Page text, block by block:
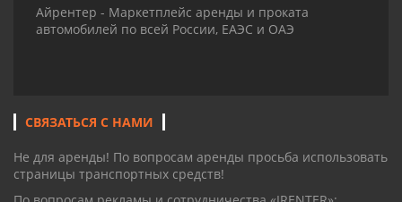
Айрентер - Маркетплейс аренды и проката
автомобилей по всей России, ЕАЭС и ОАЭ
СВЯЗАТЬСЯ С НАМИ
Не для аренды! По вопросам аренды просьба использовать
страницы транспортных средств!